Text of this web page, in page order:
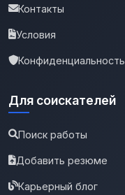
Контакты
Условия
Конфиденциальность
Для соискателей
Поиск работы
Добавить резюме
Карьерный блог